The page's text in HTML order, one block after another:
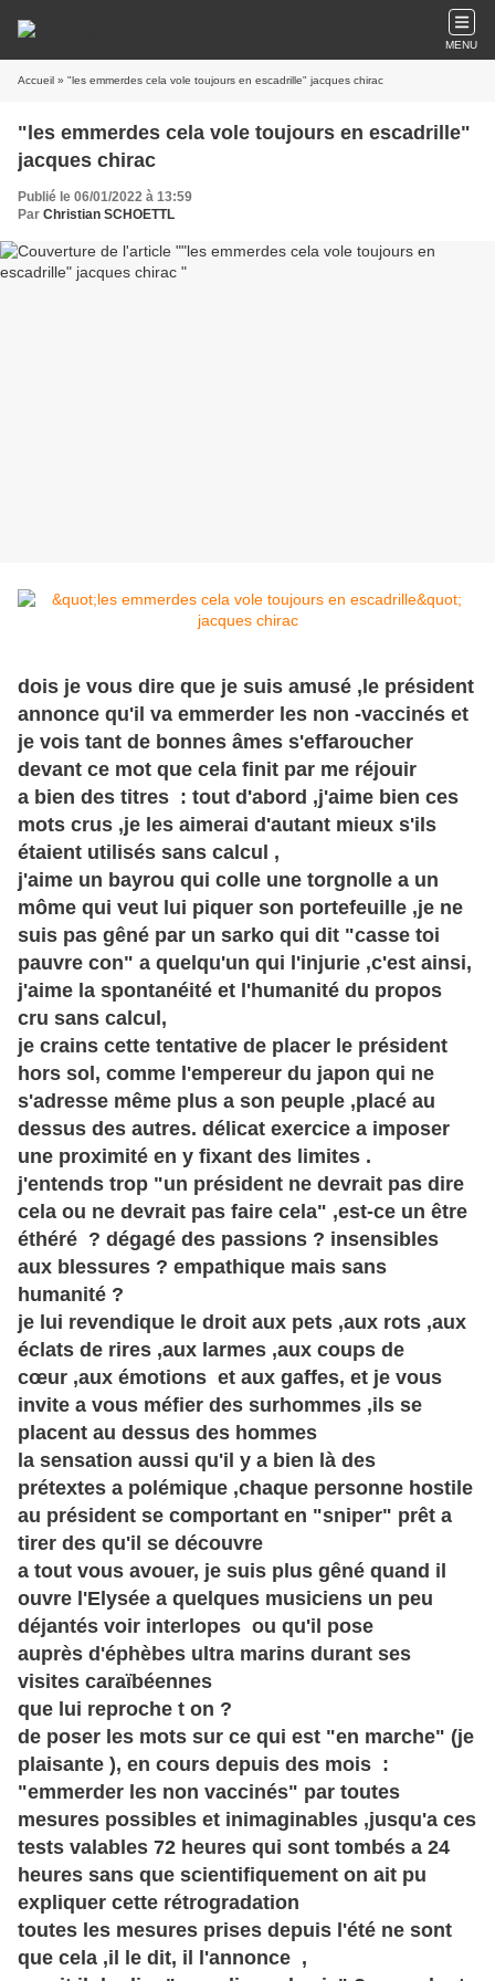
MENU
Accueil » "les emmerdes cela vole toujours en escadrille" jacques chirac
"les emmerdes cela vole toujours en escadrille"
jacques chirac
Publié le 06/01/2022 à 13:59
Par Christian SCHOETTL
dois je vous dire que je suis amusé ,le président
annonce qu'il va emmerder les non -vaccinés et
je vois tant de bonnes âmes s'effaroucher
devant ce mot que cela finit par me réjouir
a bien des titres : tout d'abord ,j'aime bien ces
mots crus ,je les aimerai d'autant mieux s'ils
étaient utilisés sans calcul ,
j'aime un bayrou qui colle une torgnolle a un
môme qui veut lui piquer son portefeuille ,je ne
suis pas gêné par un sarko qui dit "casse toi
pauvre con" a quelqu'un qui l'injurie ,c'est ainsi,
j'aime la spontanéité et l'humanité du propos
cru sans calcul,
je crains cette tentative de placer le président
hors sol, comme l'empereur du japon qui ne
s'adresse même plus a son peuple ,placé au
dessus des autres. délicat exercice a imposer
une proximité en y fixant des limites .
j'entends trop "un président ne devrait pas dire
cela ou ne devrait pas faire cela" ,est-ce un être
éthéré ? dégagé des passions ? insensibles
aux blessures ? empathique mais sans
humanité ?
je lui revendique le droit aux pets ,aux rots ,aux
éclats de rires ,aux larmes ,aux coups de
cœur ,aux émotions et aux gaffes, et je vous
invite a vous méfier des surhommes ,ils se
placent au dessus des hommes
la sensation aussi qu'il y a bien là des
prétextes a polémique ,chaque personne hostile
au président se comportant en "sniper" prêt a
tirer des qu'il se découvre
a tout vous avouer, je suis plus gêné quand il
ouvre l'Elysée a quelques musiciens un peu
déjantés voir interlopes ou qu'il pose
auprès d'éphèbes ultra marins durant ses
visites caraïbéennes
que lui reproche t on ?
de poser les mots sur ce qui est "en marche" (je
plaisante ), en cours depuis des mois :
"emmerder les non vaccinés" par toutes
mesures possibles et inimaginables ,jusqu'a ces
tests valables 72 heures qui sont tombés a 24
heures sans que scientifiquement on ait pu
expliquer cette rétrogradation
toutes les mesures prises depuis l'été ne sont
que cela ,il le dit, il l'annonce ,